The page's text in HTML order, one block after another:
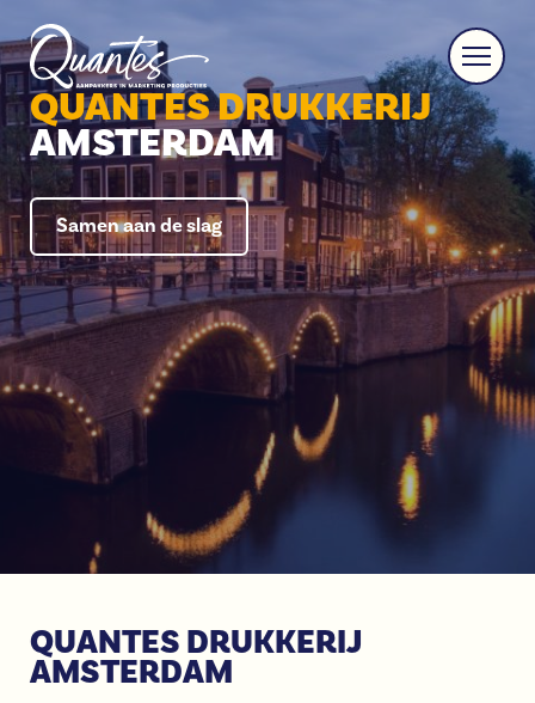
QUANTES DRUKKERIJ
AMSTERDAM
Samen aan de slag
QUANTES DRUKKERIJ
AMSTERDAM